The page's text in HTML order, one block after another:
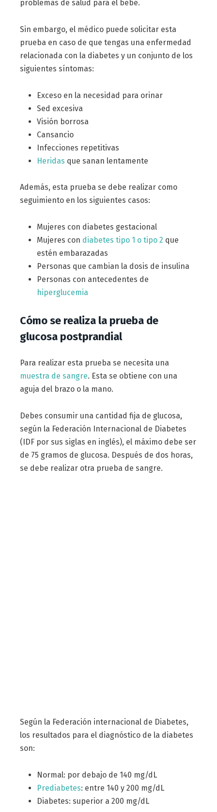
problemas de salud para el bebé.
Sin embargo, el médico puede solicitar esta
prueba en caso de que tengas una enfermedad
relacionada con la diabetes y un conjunto de los
siguientes síntomas:
Exceso en la necesidad para orinar
Sed excesiva
Visión borrosa
Cansancio
Infecciones repetitivas
Heridas que sanan lentamente
Además, esta prueba se debe realizar como
seguimiento en los siguientes casos:
Mujeres con diabetes gestacional
Mujeres con diabetes tipo 1 o tipo 2 que
estén embarazadas
Personas que cambian la dosis de insulina
Personas con antecedentes de
hiperglucemia
Cómo se realiza la prueba de
glucosa postprandial
Para realizar esta prueba se necesita una
muestra de sangre. Esta se obtiene con una
aguja del brazo o la mano.
Debes consumir una cantidad fija de glucosa,
según la Federación Internacional de Diabetes
(IDF por sus siglas en inglés), el máximo debe ser
de 75 gramos de glucosa. Después de dos horas,
se debe realizar otra prueba de sangre.
Según la Federación internacional de Diabetes,
los resultados para el diagnóstico de la diabetes
son:
Normal: por debajo de 140 mg/dL
Prediabetes: entre 140 y 200 mg/dL
Diabetes: superior a 200 mg/dL